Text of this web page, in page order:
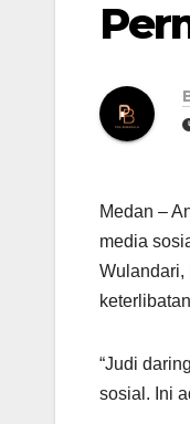
Medan –
media
Wulandari,
“Judi
sosial. Ini